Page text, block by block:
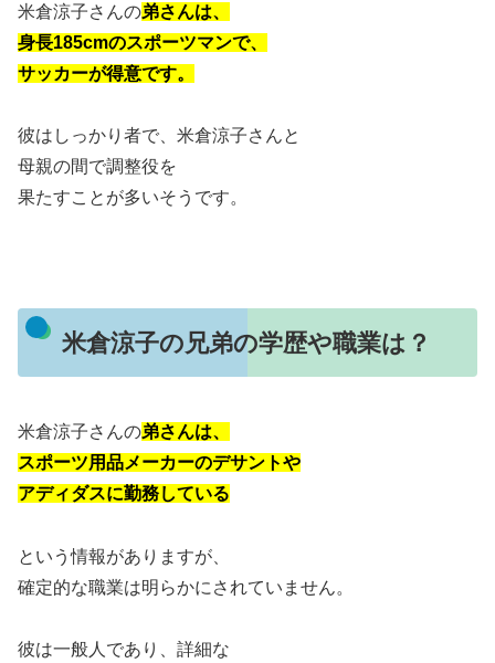
米倉涼子さんの弟さんは、
身長185cmのスポーツマンで、
サッカーが得意です。
彼はしっかり者で、米倉涼子さんと
母親の間で調整役を
果たすことが多いそうです。
米倉涼子の兄弟の学歴や職業は？
米倉涼子さんの弟さんは、
スポーツ用品メーカーのデサントや
アディダスに勤務している
という情報がありますが、
確定的な職業は明らかにされていません。
彼は一般人であり、詳細な